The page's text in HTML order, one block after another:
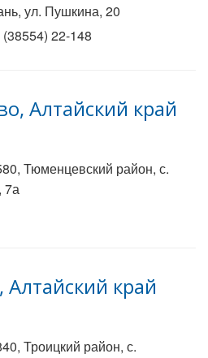
ул. Пушкина, 20
22-148
Алтайский край
Тюменцевский район, с.
7а
край
Троицкий район, с.